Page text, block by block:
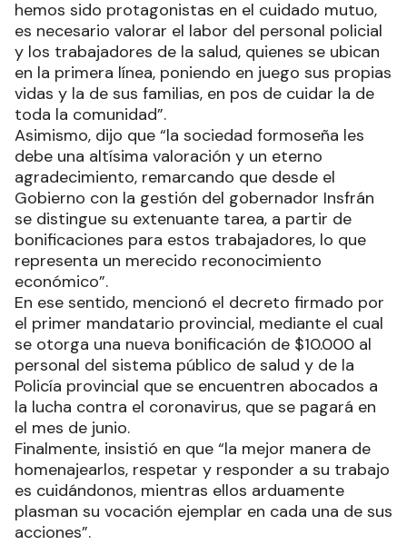
hemos sido protagonistas en el cuidado mutuo,
es necesario valorar el labor del personal policial
y los trabajadores de la salud, quienes se ubican
en la primera línea, poniendo en juego sus propias
vidas y la de sus familias, en pos de cuidar la de
toda la comunidad”.
Asimismo, dijo que “la sociedad formoseña les
debe una altísima valoración y un eterno
agradecimiento, remarcando que desde el
Gobierno con la gestión del gobernador Insfrán
se distingue su extenuante tarea, a partir de
bonificaciones para estos trabajadores, lo que
representa un merecido reconocimiento
económico”.
En ese sentido, mencionó el decreto firmado por
el primer mandatario provincial, mediante el cual
se otorga una nueva bonificación de $10.000 al
personal del sistema público de salud y de la
Policía provincial que se encuentren abocados a
la lucha contra el coronavirus, que se pagará en
el mes de junio.
Finalmente, insistió en que “la mejor manera de
homenajearlos, respetar y responder a su trabajo
es cuidándonos, mientras ellos arduamente
plasman su vocación ejemplar en cada una de sus
acciones”.